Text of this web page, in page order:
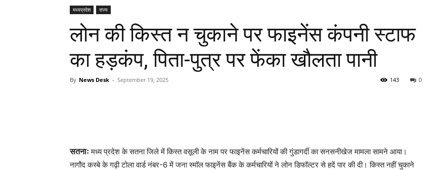
मध्यप्रदेश राज्‍य
लोन की किस्त न चुकाने पर फाइनेंस कंपनी स्टाफ
का हड़कंप, पिता-पुत्र पर फेंका खौलता पानी
By News Desk - September 19, 2025 0
143
सतनाःमध्य प्रदेश के सतना जिले में किस्त वसूली के नाम पर फाइनेंस कर्मचारियों की गुंडागर्दी का सनसनीखेज मामला सामने आया।
नागौद कस्बे के गढ़ी टोला वार्ड नंबर-6 में जना स्मॉल फाइनेंस बैंक के कर्मचारियों ने लोन डिफॉल्टर से हदें पार की दी। किस्त नहीं चुकाने